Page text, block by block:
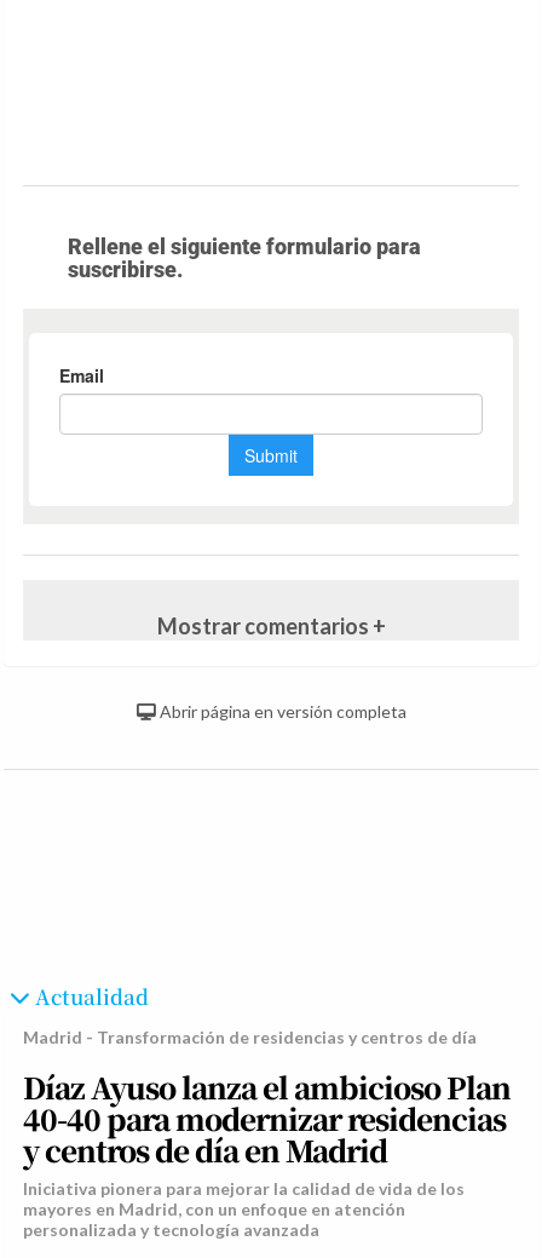
Rellene el siguiente formulario para
suscribirse.
Mostrar comentarios +
Abrir página en versión completa
Actualidad
Madrid - Transformación de residencias y centros de día
Díaz Ayuso lanza el ambicioso Plan
40-40 para modernizar residencias
y centros de día en Madrid
Iniciativa pionera para mejorar la calidad de vida de los
mayores en Madrid, con un enfoque en atención
personalizada y tecnología avanzada